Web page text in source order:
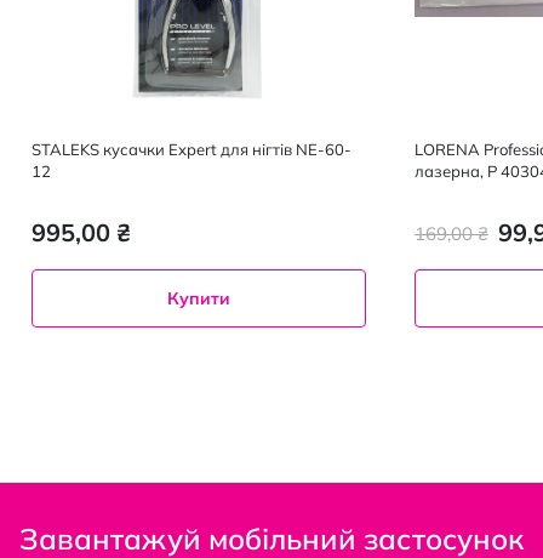
STALEKS кусачки Expert для нігтів NE-60-
12
995,00 ₴
Купити
LORENA
лазерна, P
169,00 ₴
Завантажуй мобільний застосунок